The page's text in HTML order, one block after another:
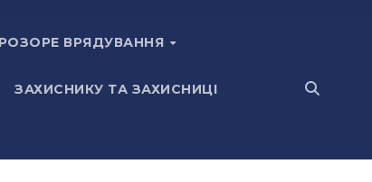
ВРЯДУВАННЯ
ЗАХИСНИКУ ТА ЗАХИСНИЦІ